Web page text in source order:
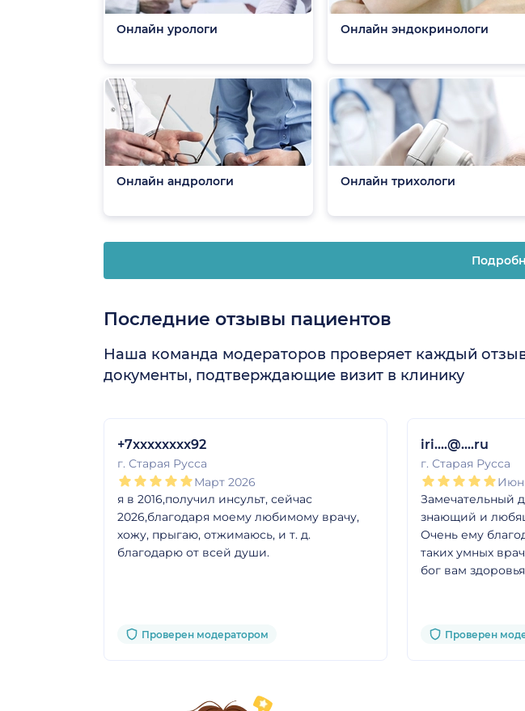
Онлайн урологи Онлайн эндокринологи
Онлайн андрологи Онлайн трихологи
Последние отзывы пациентов
Наша команда модераторов проверяет каждый
документы, подтверждающие визит в клинику
+7xxxxxxxx92
г. Старая Русса
Март 2026
я в 2016,получил инсульт, сейчас
2026,благодаря моему любимому врачу,
хожу, прыгаю, отжимаюсь, и т. д.
благодарю от всей души.
Проверен модератором
iri....@....ru
г. Старая Русса
Замечательный
знающий и
Очень ему
таких умных
бог вам
Проверен